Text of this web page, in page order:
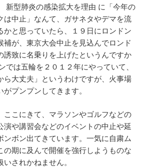
新型肺炎の感染拡大を理由 に「今年の
は中止」なんて、ガサネタやデマを流
かと思っていたら、１９日にロンドン
補が、東京大会中止を見込んでロンド
誘致に名乗りを上げたというんですか
では五輪を２０１２年にやっていて、
ら大丈夫」というわけですが、火事場
プンプンしてきます。
こにきて、マラソンやゴルフなどの
演や講習会などのイベントの中止や延
ンボン出てきています。一気に自粛ム
の期に及んで開催を強行しようものな
されかねません。